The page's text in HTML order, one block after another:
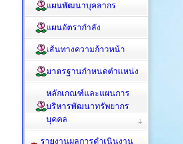
แผนพัฒนาบุคลากร
แผนอัตรากำลัง
เส้นทางความก้าวหน้า
มาตรฐานกำหนดตำแหน่ง
หลักเกณฑ์และแผนการ
บริหารพัฒนาทรัพยากร
บุคคล
รายงานผลการดำเนินงาน